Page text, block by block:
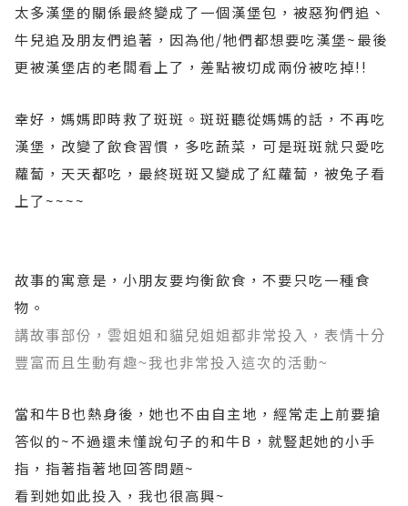
太多漢堡的關係最終變成了一個漢堡包，被惡狗們追、
牛兒追及朋友們追著，因為他/牠們都想要吃漢堡~最後
更被漢堡店的老闆看上了，差點被切成兩份被吃掉!!
幸好，媽媽即時救了斑斑。斑斑聽從媽媽的話，不再吃
漢堡，改變了飲食習慣，多吃蔬菜，可是斑斑就只愛吃
蘿蔔，天天都吃，最終斑斑又變成了紅蘿蔔，被兔子看
上了~~~~
故事的寓意是，小朋友要均衡飲食，不要只吃一種食
物。
講故事部份，雲姐姐和貓兒姐姐都非常投入，表情十分
豐富而且生動有趣~ 我也非常投入這次的活動~
當和牛B也熱身後，她也不由自主地，經常走上前要搶
答似的~不過還未懂說句子的和牛B ，就豎起她的小手
指，指著指著地回答問題~
看到她如此投入，我也很高興~